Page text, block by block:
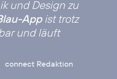
und Design zu
Appist trotz
und läuft
connect Redaktion